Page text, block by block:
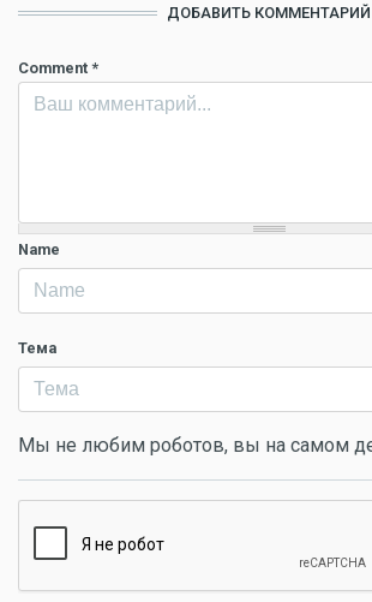
ДОБАВИТЬ КОММЕНТАРИЙ
Comment *
Name
Тема
Мы не любим роботов, вы на самом